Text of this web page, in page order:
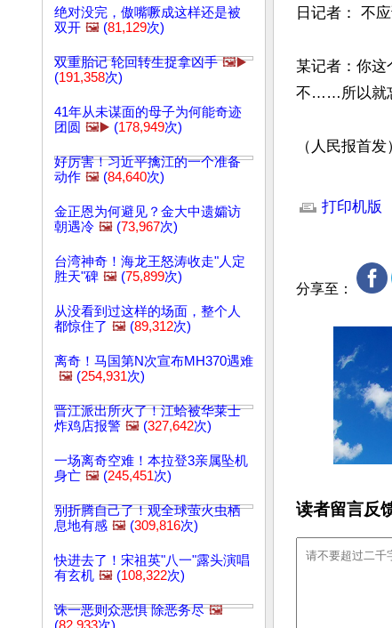
绝对没完，傲嘴噘成这样还是被
双开 🖼️ (81,129次)
双重胎记 轮回转生捉拿凶手 🖼️▶️
(191,358次)
41年从未谋面的母子为何能奇迹
团圆 🖼️▶️ (178,949次)
好厉害！习近平擒江的一个准备
动作 🖼️ (84,640次)
金正恩为何避见？金大中遗孀访
朝遇冷 🖼️ (73,967次)
台湾神奇！海龙王怒涛收走"人定
胜天"碑 🖼️ (75,899次)
从没看到过这样的场面，整个人
都惊住了 🖼️ (89,312次)
离奇！马国第N次宣布MH370遇难
🖼️ (254,931次)
晋江派出所火了！江蛤被华莱士
炸鸡店报警 🖼️ (327,642次)
一场离奇空难！本拉登3亲属坠机
身亡 🖼️ (245,451次)
别折腾自己了！观全球萤火虫栖
息地有感 🖼️ (309,816次)
快进去了！宋祖英"八一"露头演唱
有玄机 🖼️ (108,322次)
诛一恶则众恶惧 除恶务尽 🖼️
日记者： 不
某记者：你
不……所以就
（人民报首发
打印机版
分享至：
读者留言反